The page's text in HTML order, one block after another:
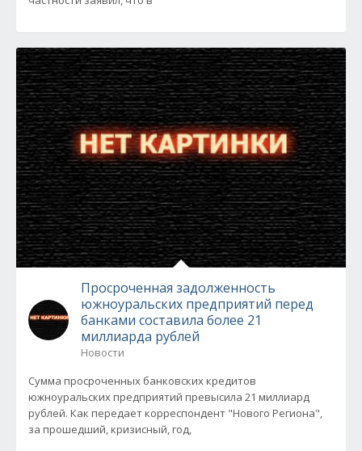
Просроченная задолженность
южноуральских предприятий перед
банками составила более 21
миллиарда рублей
Новости
Сумма просроченных банковских кредитов
южноуральских предприятий превысила 21 миллиард
рублей. Как передает корреспондент "Нового Региона",
за прошедший, кризисный, год,